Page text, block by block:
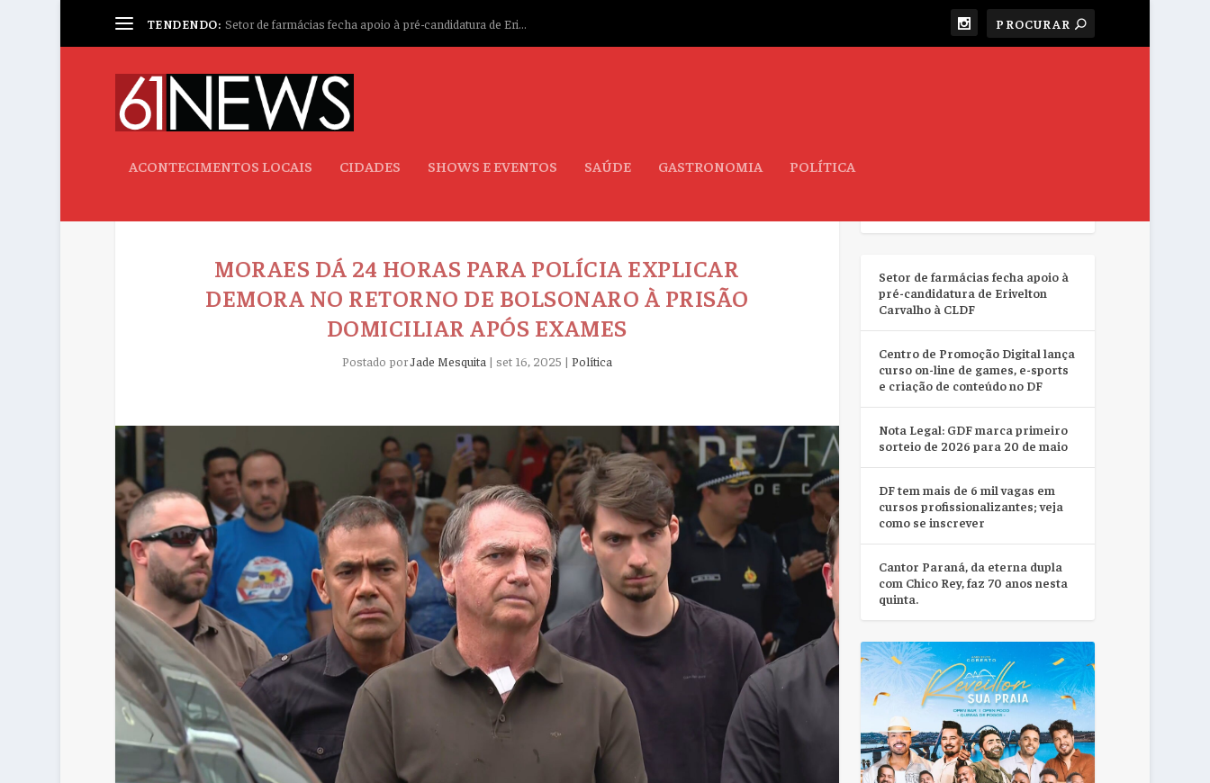
TENDENDO: Setor de farmácias fecha apoio à pré-candidatura de Eri...
ACONTECIMENTOS LOCAIS CIDADES SHOWS E EVENTOS SAÚDE GASTRONOMIA POLÍTICA
MORAES DÁ 24 HORAS PARA POLÍCIA EXPLICAR
DEMORA NO RETORNO DE BOLSONARO À PRISÃO
DOMICILIAR APÓS EXAMES
Postado porJade Mesquita | set 16, 2025 | Política
Setor de farmácias fecha apoio à
pré-candidatura de Erivelton
Carvalho à CLDF
Centro de Promoção Digital lança
curso on-line de games, e-sports
e criação de conteúdo no DF
Nota Legal: GDF marca primeiro
sorteio de 2026 para 20 de maio
DF tem mais de 6 mil vagas em
cursos profissionalizantes; veja
como se inscrever
Cantor Paraná, da eterna dupla
com Chico Rey, faz 70 anos nesta
quinta.